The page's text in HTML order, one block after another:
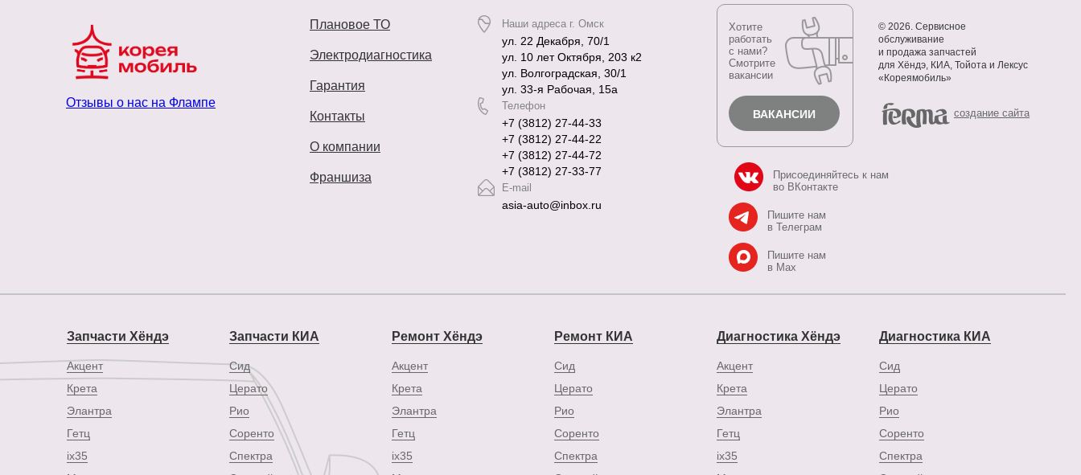
Отзывы о нас на Флампе
Плановое ТО
Электродиагностика
Гарантия
Контакты
О компании
Франшиза
Наши адреса г. Омск
ул. 22 Декабря, 70/1
ул. 10 лет Октября, 203 к2
ул. Волгоградская, 30/1
ул. 33-я Рабочая, 15а
Телефон
+7 (3812) 27-44-33
+7 (3812) 27-44-22
+7 (3812) 27-44-72
+7 (3812) 27-33-77
E-mail
asia-auto@inbox.ru
Хотите
работать
с нами?
Смотрите
вакансии
ВАКАНСИИ
Присоединяйтесь к нам
во ВКонтакте
Пишите нам
в Телеграм
Пишите нам
в Max
© 2026. Сервисное
обслуживание
и продажа запчастей
для Хёндэ, КИА, Тойота и Лексус
«Кореямобиль»
cоздание сайта
Запчасти Хёндэ
Акцент
Крета
Элантра
Гетц
ix35
Запчасти КИА
Сид
Церато
Рио
Соренто
Спектра
Ремонт Хёндэ
Акцент
Крета
Элантра
Гетц
ix35
Ремонт КИА
Сид
Церато
Рио
Соренто
Спектра
Диагностика Хёндэ
Акцент
Крета
Элантра
Гетц
ix35
Диагностика КИА
Сид
Церато
Рио
Соренто
Спектра